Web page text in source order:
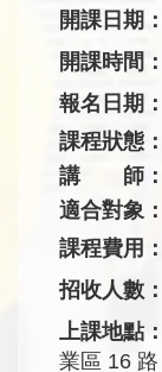
開課日期：
開課時間：
報名日期：
課程狀態：
講 師：
適合對象：
課程費用：
招收人數：
上課地點：
業區 16